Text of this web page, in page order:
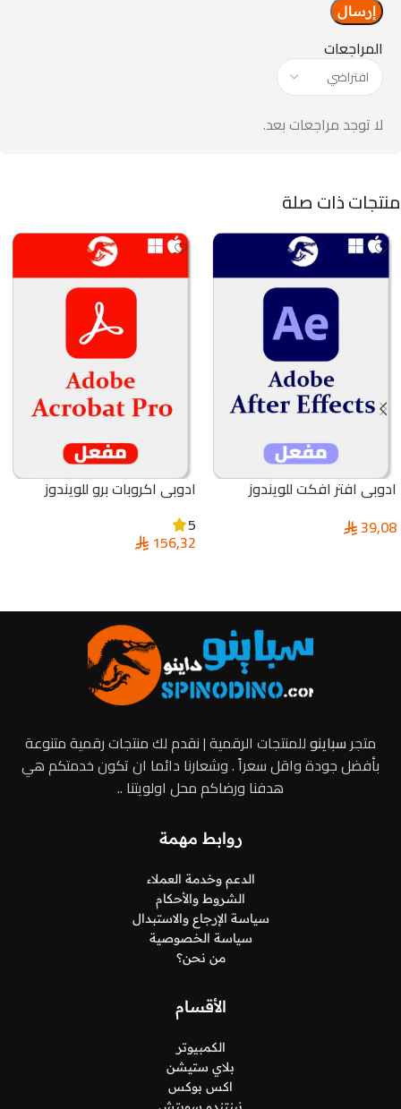
المراجعات
لا توجد مراجعات بعد.
منتجات ذات صلة
ادوبي افتر افكت للويندوز
39,08
ادوبي اكروبات برو للويندوز
5
156,32
متجرسباينوللمنتجات الرقمية | نقدم لك منتجات رقمية متنوعة
بأفضل جودة واقل سعراً . وشعارنا دائما ان تكون خدمتكم هي
هدفنا ورضاكم محل اولويتنا ..
روابط مهمة
الدعم وخدمة العملاء
الشروط والأحكام
سياسة الإرجاع والاستبدال
سياسة الخصوصية
من نحن؟
الأقسام
الكمبيوتر
بلاي ستيشن
اكس بوكس